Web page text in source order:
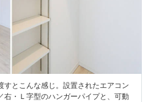
とこんな感じ。設置されたエアコン
右・Ｌ字型のハンガーパイプと、可動